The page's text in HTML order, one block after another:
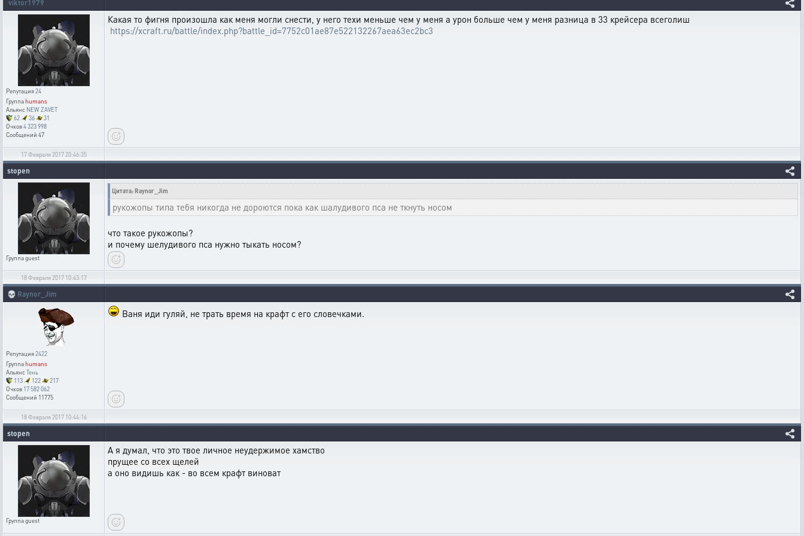
viktor1979
Репутация24
Группаhumans
Альянс NEW ZAVET
62
36
31
Очков4 323 998
Сообщений 47
Какая то фигня произошла как меня могли снести, у него техи меньше чем у меня а урон больше чем у меня разница в 33 крейсера всеголиш
https://xcraft.ru/battle/index.php?battle_id=7752c01ae87e522132267aea63ec2bc3
17 Февраля 2017 20:46:35
stopen
Группаguest
Цитата: Raynor_Jim
рукожопы типа тебя никогда не дороются пока как шалудивого пса не ткнуть носом
что такое рукожопы?
и почему шелудивого пса нужно тыкать носом?
18 Февраля 2017 10:43:17
💀 Raynor_Jim
Репутация2422
Группаhumans
АльянсТень
113
122
217
Очков 17 582 062
Сообщений 11775
Ваня иди гуляй, не трать время на крафт с его словечками.
18 Февраля 2017 10:44:16
stopen
Группаguest
А я думал, что это твое личное неудержимое хамство
прущее со всех щелей
а оно видишь как - во всем крафт виноват